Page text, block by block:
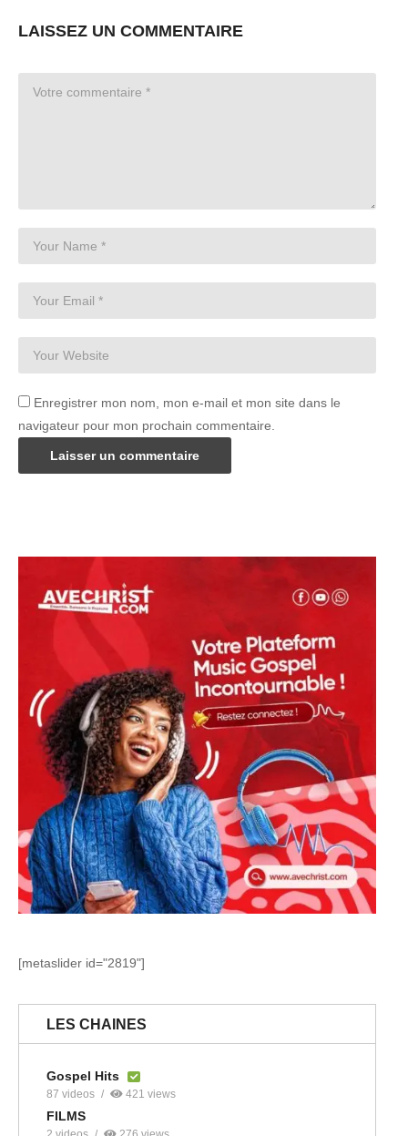
LAISSEZ UN COMMENTAIRE
Enregistrer mon nom, mon e-mail et mon site dans le
navigateur pour mon prochain commentaire.
[metaslider id="2819"]
LES CHAINES
Gospel Hits
87 videos 421 views
FILMS